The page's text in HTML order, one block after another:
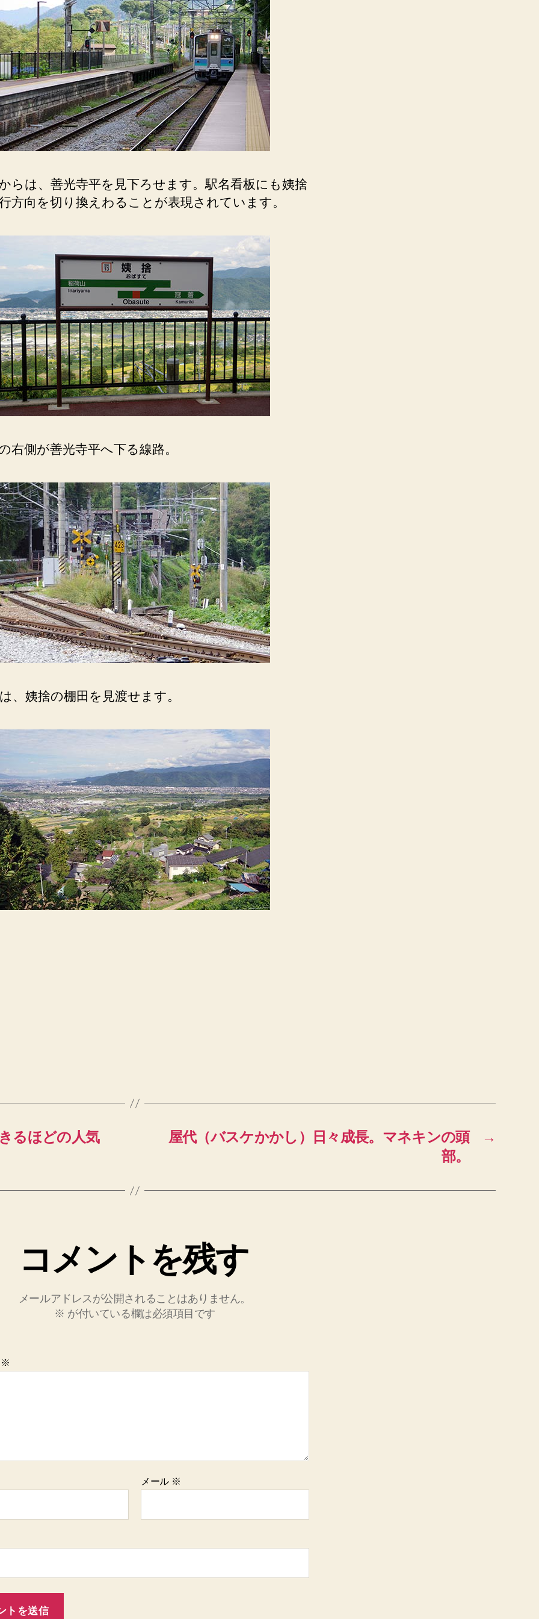
平
を
見
下
ろ
せ
ま
す。
へ
の
らは、善光寺平を見下ろせます。駅名看板にも姨捨
方向を切り換えわることが表現されています。
右側が善光寺平へ下る線路。
、姨捨の棚田を見渡せます。
るほどの人気 →
屋代（バスケかかし）日々成長。マネキンの頭
部。
コメントを残す
メールアドレスが公開されることはありません。
※ が付いている欄は必須項目です
※
メール ※